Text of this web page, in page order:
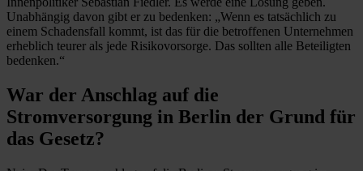
Unabhängig davon gibt er zu bedenken: „Wenn es tatsächlich zu
einem Schadensfall kommt, ist das für die betroffenen Unternehmen
erheblich teurer als jede Risikovorsorge. Das sollten alle Beteiligten
bedenken.“
War der Anschlag auf die
Stromversorgung in Berlin der Grund für
das Gesetz?